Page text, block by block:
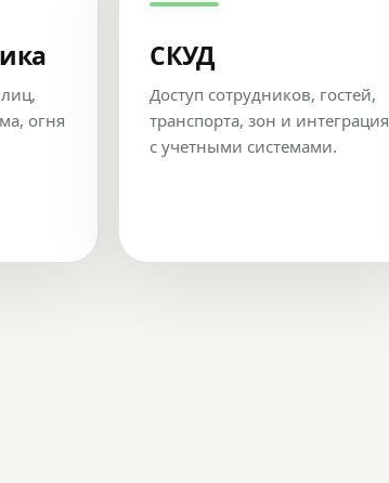
огня
СКУД
Доступ сотрудников, гостей,
транспорта, зон и интеграция
с учетными системами.